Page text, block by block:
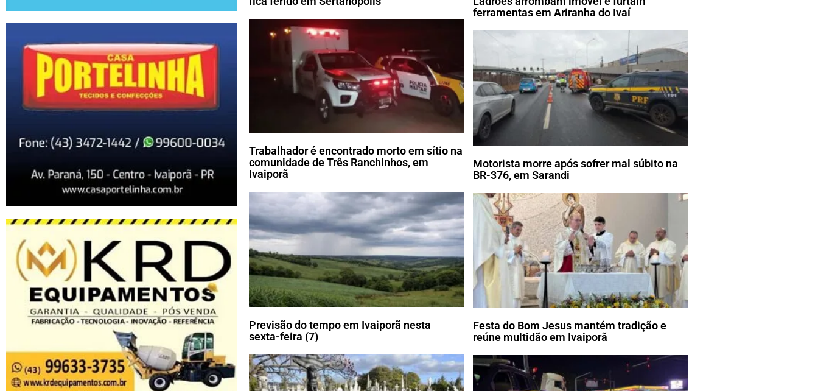
ferramentas em Ariranha do Ivaí
Trabalhador é encontrado morto em sítio na
comunidade de Três Ranchinhos, em
Ivaiporã
Motorista morre após sofrer mal súbito na
BR-376, em Sarandi
Previsão do tempo em Ivaiporã nesta
sexta-feira (7)
Festa do Bom Jesus mantém tradição e
reúne multidão em Ivaiporã